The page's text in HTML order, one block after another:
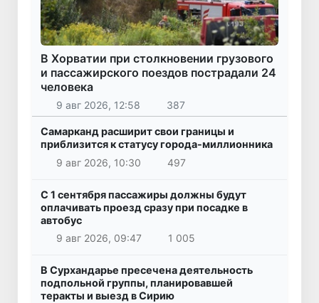
В Хорватии при столкновении грузового
и пассажирского поездов пострадали 24
человека
9 авг 2026, 12:58 387
Самарканд расширит свои границы и
приблизится к статусу города-миллионника
9 авг 2026, 10:30
497
С 1 сентября пассажиры должны будут
оплачивать проезд сразу при посадке в
автобус
9 авг 2026, 09:47
1 005
В Сурхандарье пресечена деятельность
подпольной группы, планировавшей
теракты и выезд в Сирию